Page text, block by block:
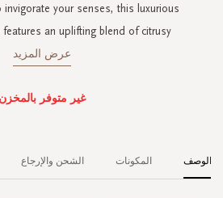
invigorate your senses, this luxurious
features an uplifting blend of citrusy
عرض المزيد
غير متوفر بالمخزن
الوصف المكونات الشحن والإرجاع